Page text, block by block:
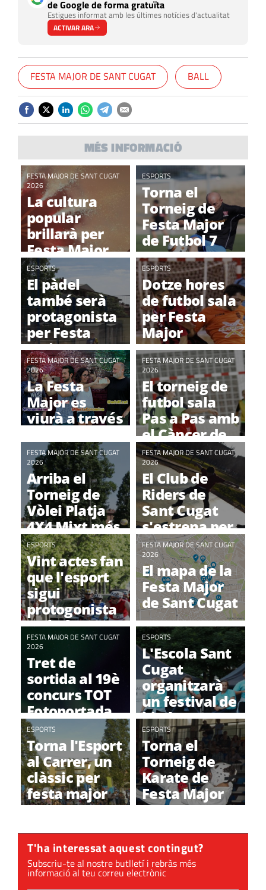
de Google de forma gratuïta
Estigues informat amb les últimes notícies d'actualitat
ACTIVAR ARA
FESTA MAJOR DE SANT CUGAT BALL
MÉS INFORMACIÓ
FESTA MAJOR DE SANT CUGAT
2026
La cultura
popular
brillarà per
Festa Major
amb 19
propostes
ESPORTS
Torna el
Torneig de
Festa Major
de Futbol 7
ESPORTS
El pàdel
també serà
protagonista
per Festa
Major
ESPORTS
Dotze hores
de futbol sala
per Festa
Major
FESTA MAJOR DE SANT CUGAT
2026
La Festa
Major es
viurà a través
santcugatencs
FESTA MAJOR DE SANT CUGAT
2026
El torneig de
futbol sala
Pas a Pas amb
el Càncer de
Mama
recordarà
Cris García
FESTA MAJOR DE SANT CUGAT
2026
Arriba el
Torneig de
Vòlei Platja
4X4 Mixt més
obert i
popular
FESTA MAJOR DE SANT CUGAT
2026
El Club de
Riders de
Sant Cugat
s'estrena per
festa major
ESPORTS
Vint actes fan
que l'esport
sigui
protogonista
en la festa
major
FESTA MAJOR DE SANT CUGAT
2026
El mapa de la
Festa Major
de Sant Cugat
FESTA MAJOR DE SANT CUGAT
2026
Tret de
sortida al 19è
concurs TOT
Fotoportada
ESPORTS
L'Escola Sant
Cugat
organitzarà
un festival de
hip-hop per
Festa Major
ESPORTS
Torna l'Esport
al Carrer, un
clàssic per
festa major
ESPORTS
Torna el
Torneig de
Karate de
Festa Major
T'ha interessat aquest contingut?
Subscriu-te al nostre butlletí i rebràs més
informació al teu correu electrònic